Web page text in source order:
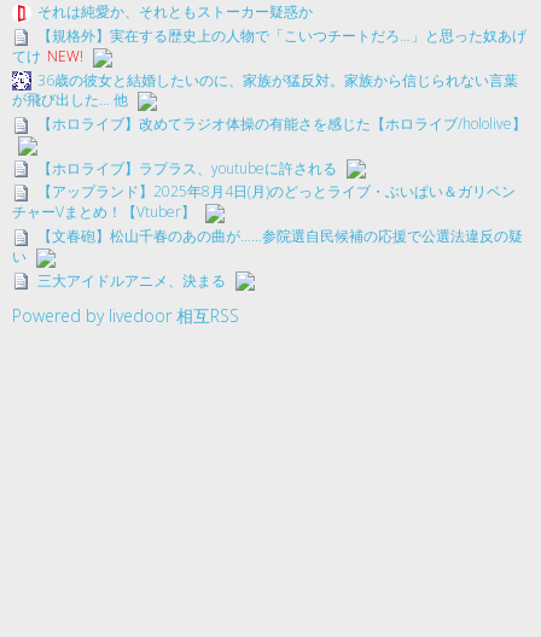
それは純愛か、それともストーカー疑惑か
【規格外】実在する歴史上の人物で「こいつチートだろ…」と思った奴あげ
てけ NEW!
36歳の彼女と結婚したいのに、家族が猛反対。家族から信じられない言葉
が飛び出した… 他
【ホロライブ】改めてラジオ体操の有能さを感じた【ホロライブ/hololive】
【ホロライブ】ラプラス、youtubeに許される
【アップランド】2025年8月4日(月)のどっとライブ・ぶいぱい＆ガリベン
チャーVまとめ！【Vtuber】
【文春砲】松山千春のあの曲が……参院選自民候補の応援で公選法違反の疑
い
三大アイドルアニメ、決まる
Powered by livedoor 相互RSS